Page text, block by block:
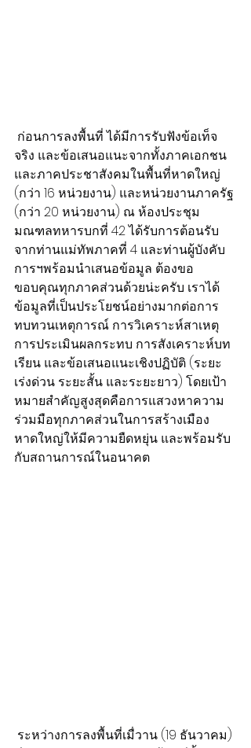
ก่อนการลงพื้นที่ ได้มีการรับฟังข้อเท็จ
จริง และข้อเสนอแนะจากทั้งภาคเอกชน
และภาคประชาสังคมในพื้นที่หาดใหญ่
(กว่า 16 หน่วยงาน) และหน่วยงานภาครัฐ
(กว่า 20 หน่วยงาน) ณ ห้องประชุม
มณฑลทหารบกที่ 42 ได้รับการต้อนรับ
จากท่านแม่ทัพภาคที่ 4 และท่านผู้บังคับ
การฯพร้อมนำเสนอข้อมูล ต้องขอ
ขอบคุณทุกภาคส่วนด้วยน่ะครับ เราได้
ข้อมูลที่เป็นประโยชน์อย่างมากต่อการ
ทบทวนเหตุการณ์ การวิเคราะห์สาเหตุ
การประเมินผลกระทบ การสังเคราะห์บท
เรียน และข้อเสนอแนะเชิงปฏิบัติ (ระยะ
เร่งด่วน ระยะสั้น และระยะยาว) โดยเป้า
หมายสำคัญสูงสุดคือการแสวงหาความ
ร่วมมือทุกภาคส่วนในการสร้างเมือง
หาดใหญ่ให้มีความยืดหยุ่น และพร้อมรับ
กับสถานการณ์ในอนาคต
ระหว่างการลงพื้นที่เมื่วาน (19 ธันวาคม)